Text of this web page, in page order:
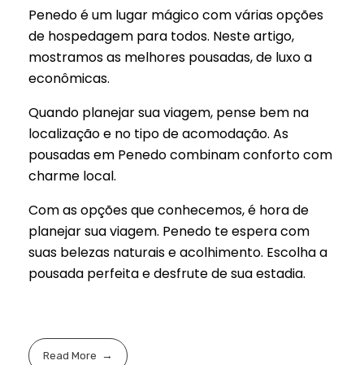
Penedo é um lugar mágico com várias opções
de hospedagem para todos. Neste artigo,
mostramos as melhores pousadas, de luxo a
econômicas.
Quando planejar sua viagem, pense bem na
localização e no tipo de acomodação. As
pousadas em Penedo combinam conforto com
charme local.
Com as opções que conhecemos, é hora de
planejar sua viagem. Penedo te espera com
suas belezas naturais e acolhimento. Escolha a
pousada perfeita e desfrute de sua estadia.
Read More